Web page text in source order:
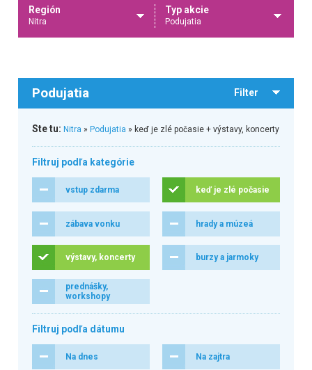
Región
Nitra
Typ akcie
Podujatia
Podujatia Filter
Ste tu: Nitra » Podujatia » keď je zlé počasie + výstavy, koncerty
Filtruj podľa kategórie
vstup zdarma keď je zlé počasie
zábava vonku hrady a múzeá
výstavy, koncerty burzy a jarmoky
prednášky,
workshopy
Filtruj podľa dátumu
Na dnes Na zajtra